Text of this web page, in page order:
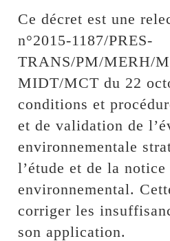
Ce décret est une
n°2015-1187/PRES-
TRANS/PM/MERH/
MIDT/MCT du 22
conditions et
et de validation de
environnementale
l’étude et de la notice
environnemental.
corriger les
son application.